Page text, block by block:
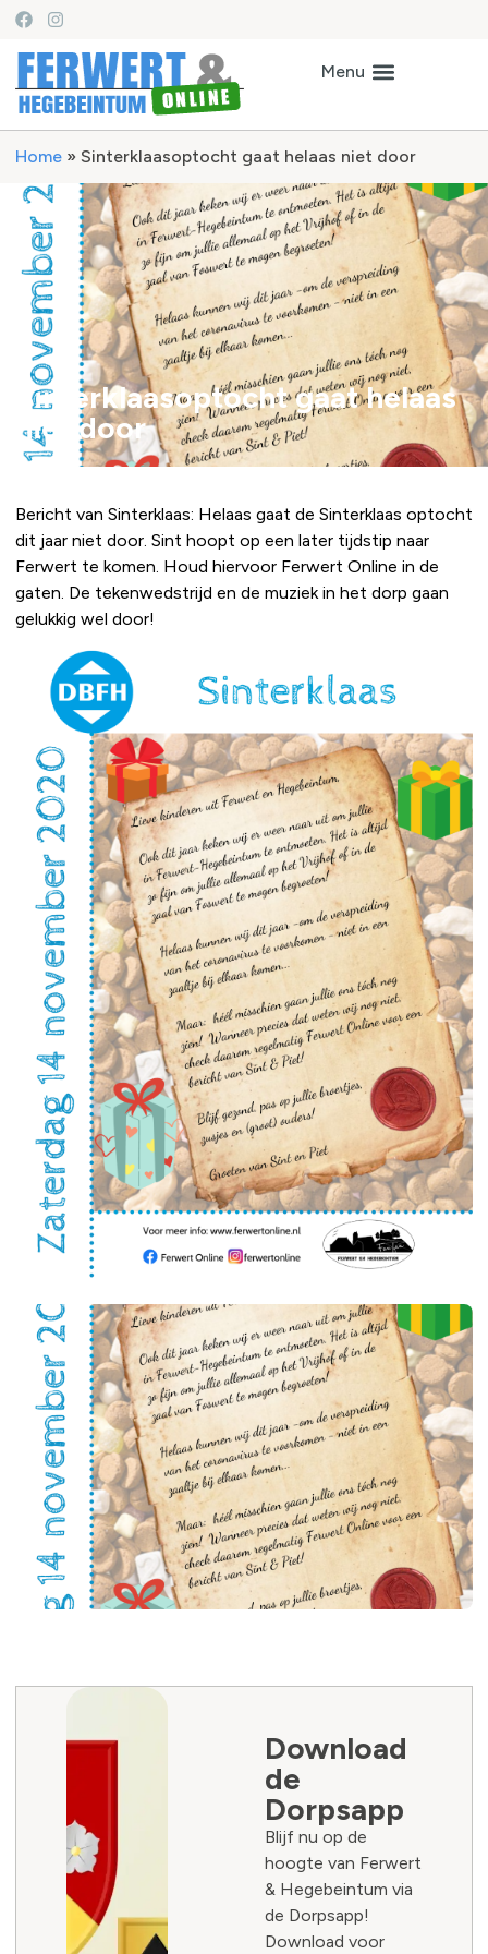
Home » Sinterklaasoptocht gaat helaas niet door
Sinterklaasoptocht gaat helaas
niet door
Bericht van Sinterklaas: Helaas gaat de Sinterklaas optocht
dit jaar niet door. Sint hoopt op een later tijdstip naar
Ferwert te komen. Houd hiervoor Ferwert Online in de
gaten. De tekenwedstrijd en de muziek in het dorp gaan
gelukkig wel door!
Download
de
Dorpsapp
Blijf nu op de
hoogte van Ferwert
& Hegebeintum via
de Dorpsapp!
Download voor